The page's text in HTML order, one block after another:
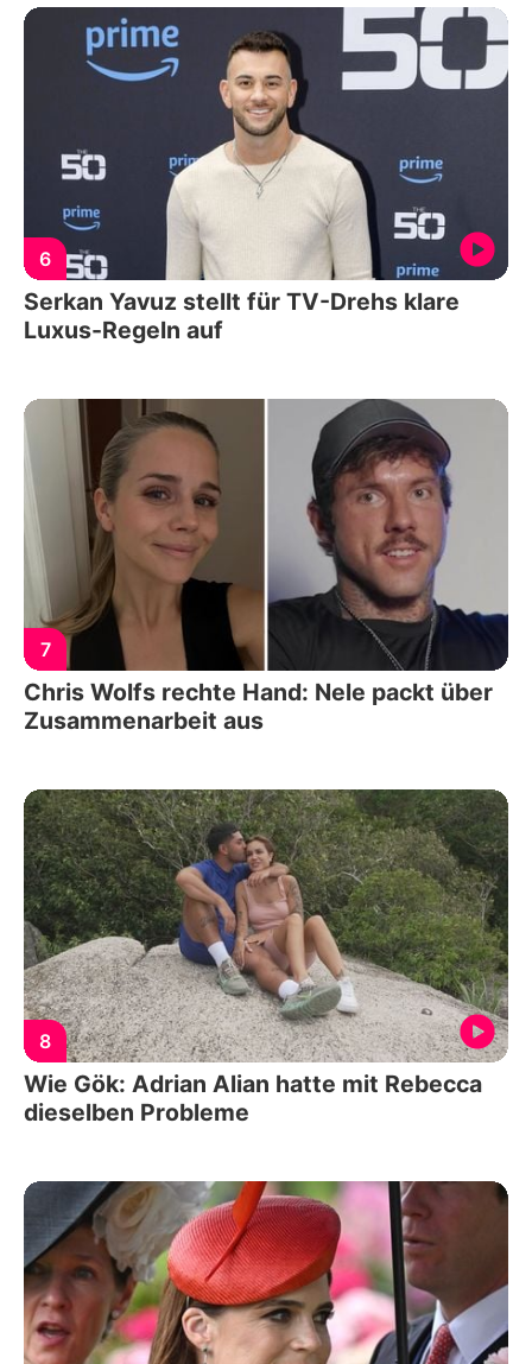
6
Serkan Yavuz stellt für TV-Drehs klare
Luxus-Regeln auf
7
Chris Wolfs rechte Hand: Nele packt über
Zusammenarbeit aus
8
Wie Gök: Adrian Alian hatte mit Rebecca
dieselben Probleme